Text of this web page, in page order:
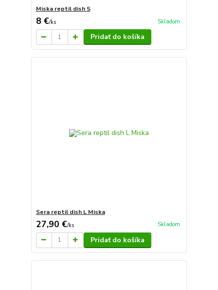
Miska reptil dish S
8 €/ks Skladom
Pridať do košíka
Sera reptil dish L Miska
27,90 €/ks Skladom
Pridať do košíka